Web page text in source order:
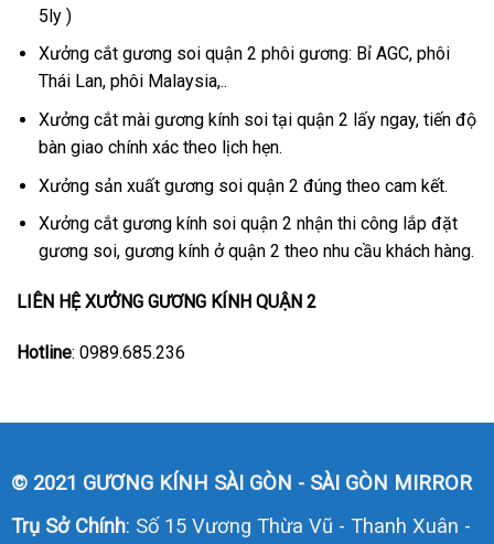
5ly )
Xưởng cắt gương soi quận 2 phôi gương: Bỉ AGC, phôi
Thái Lan, phôi Malaysia,..
Xưởng cắt mài gương kính soi tại quận 2 lấy ngay, tiến độ
bàn giao chính xác theo lịch hẹn.
Xưởng sản xuất gương soi quận 2 đúng theo cam kết.
Xưởng cắt gương kính soi quận 2 nhận thi công lắp đặt
gương soi, gương kính ở quận 2 theo nhu cầu khách hàng.
LIÊN HỆ XƯỞNG GƯƠNG KÍNH QUẬN 2
Hotline: 0989.685.236
© 2021 GƯƠNG KÍNH SÀI GÒN - SÀI GÒN MIRROR
Trụ Sở Chính: Số 15 Vương Thừa Vũ - Thanh Xuân -